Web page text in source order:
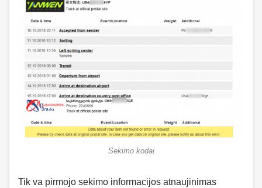
Sekimo kodai
Tik va pirmojo sekimo informacijos atnaujinimas